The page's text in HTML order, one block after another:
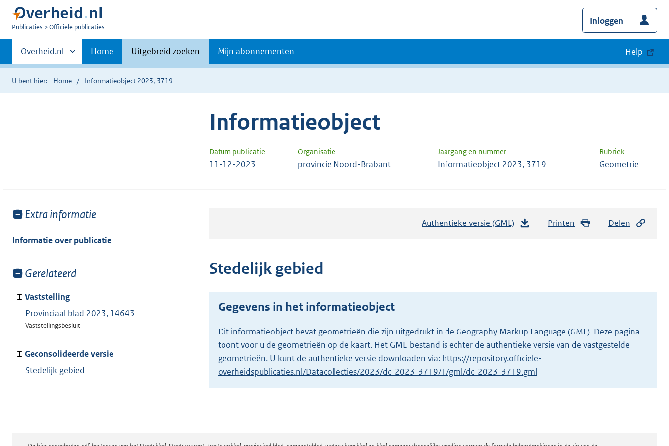
U
Publicaties Officiële publicaties
Inloggen
Primaire
navigatie
Andere
sites
binnen
Overheid.nl Home Uitgebreid zoeken Mijn abonnementen Help
U bent hier: Home Informatieobject 2023, 3719
Informatieobject
Datum publicatie Organisatie Jaargang en nummer Rubriek
11-12-2023 provincie Noord-Brabant Informatieobject 2023, 3719 Geometrie
Toon
van:
Extra informatie
Informatie over publicatie
Toon
van:
Gerelateerd
Vaststelling
Provinciaal blad 2023, 14643
Vaststellingsbesluit
Geconsolideerde versie
Stedelijk gebied
Authentieke versie (GML)
n
g
r
o
o
Printen Delen
Stedelijk gebied
Gegevens in het informatieobject
Dit informatieobject bevat geometrieën die zijn uitgedrukt in de Geography Markup Language (GML). Deze pagina
toont voor u de geometrieën op de kaart. Het GML-bestand is echter de authentieke versie van de vastgestelde
geometrieën. U kunt de authentieke versie downloaden via: https://repository.officiele-
overheidspublicaties.nl/Datacollecties/2023/dc-2023-3719/1/gml/dc-2023-3719.gml